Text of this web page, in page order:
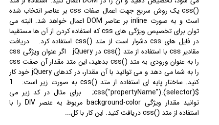
()css یک روش سریع جهت اعمال صفات css بر عناصر انتخاب شده
است و به صورت inline بر عناصر DOM اعمال خواهد شد. البته می
توان برای تخصیص ویژگی های css که استفاده کردن از آن ها مستقیما
در فایل های css دشوار است از متد ()css استفاده کرد. دریافت
مقادیر css با استفاده از متد ()css در jQuery اگر عنوان ویژگی css
را به عنوان ورودی به متد ()css بدهید، این متد مقدار آن صفت css
را به شما می دهد و می توانید با آن مقدار، در کدهای jQuery خود کار
کنید. ساختار پایه ای استفاده از متد ()css به صورت زیر است: 1
$(selector).css("propertyName"); برای مثال در کد زیر می
توانید مقدار ویژگی background-color مربوط به عنصر DIV را با
استفاده از متد ()css دریافت کنید. این کار با کل...